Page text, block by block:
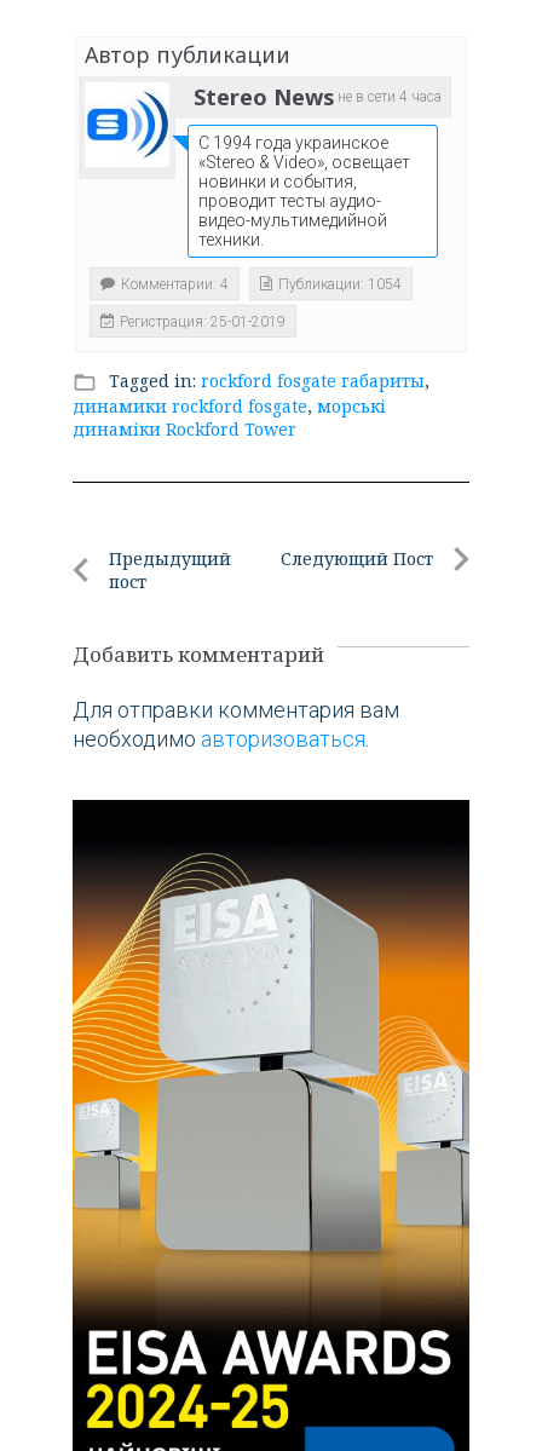
Автор публикации
не в сети 4 часа
Stereo News
С 1994 года украинское
«Stereo & Video», освещает
новинки и события,
проводит тесты аудио-
видео-мультимедийной
техники.
Комментарии: 4 Публикации: 1054
Регистрация: 25-01-2019
folder_open Tagged in: rockford fosgate габариты,
динамики rockford fosgate, морські
динаміки Rockford Tower
Навигация
по
Предыдущий
пост
пост
Следующий Пост
Добавить комментарий
Для отправки комментария вам
необходимо авторизоваться.